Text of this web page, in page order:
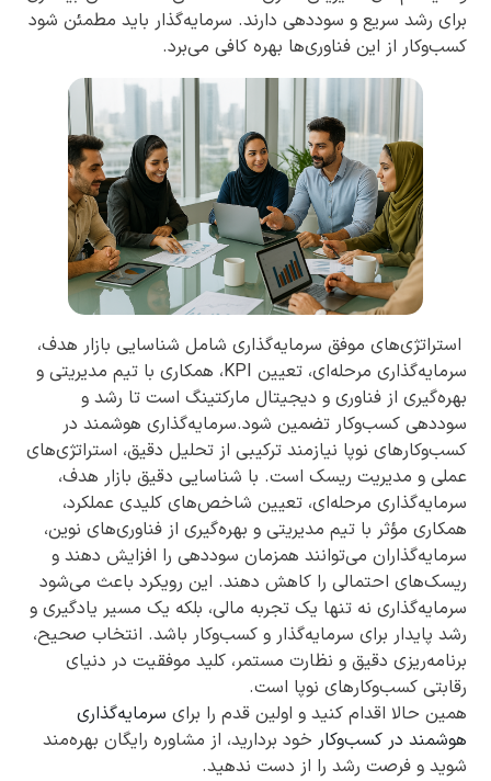
برای رشد سریع و سوددهی دارند. سرمایه‌گذار باید مطمئن شود
کسب‌وکار از این فناوری‌ها بهره کافی می‌برد.
استراتژی‌های موفق سرمایه‌گذاری شامل شناسایی بازار هدف،
سرمایه‌گذاری مرحله‌ای، تعیین KPI، همکاری با تیم مدیریتی و
بهره‌گیری از فناوری و دیجیتال مارکتینگ است تا رشد و
سوددهی کسب‌وکار تضمین شود.سرمایه‌گذاری هوشمند در
کسب‌وکارهای نوپا نیازمند ترکیبی از تحلیل دقیق، استراتژی‌های
عملی و مدیریت ریسک است. با شناسایی دقیق بازار هدف،
سرمایه‌گذاری مرحله‌ای، تعیین شاخص‌های کلیدی عملکرد،
همکاری مؤثر با تیم مدیریتی و بهره‌گیری از فناوری‌های نوین،
سرمایه‌گذاران می‌توانند همزمان سوددهی را افزایش دهند و
ریسک‌های احتمالی را کاهش دهند. این رویکرد باعث می‌شود
سرمایه‌گذاری نه تنها یک تجربه مالی، بلکه یک مسیر یادگیری و
رشد پایدار برای سرمایه‌گذار و کسب‌وکار باشد. انتخاب صحیح،
برنامه‌ریزی دقیق و نظارت مستمر، کلید موفقیت در دنیای
رقابتی کسب‌وکارهای نوپا است.
همین حالا اقدام کنید و اولین قدم را برای سرمایه‌گذاری
هوشمند در کسب‌وکار خود بردارید، از مشاوره رایگان بهره‌مند
شوید و فرصت رشد را از دست ندهید.